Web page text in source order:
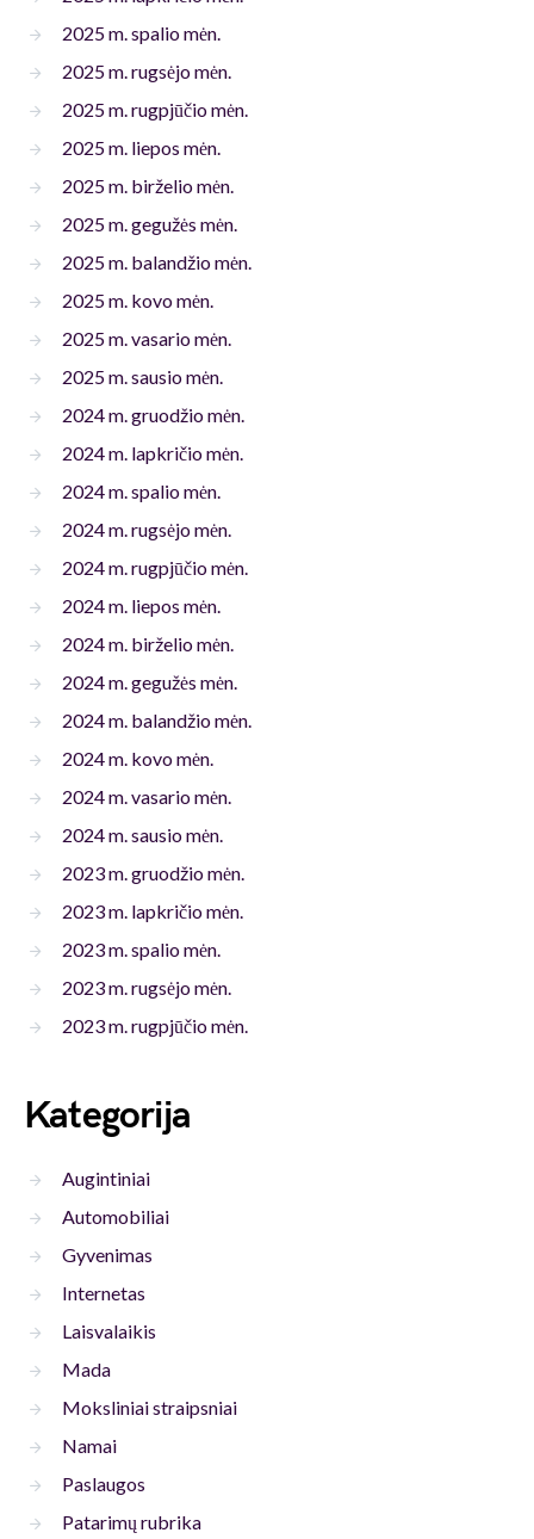
2025 m. spalio mėn.
2025 m. rugsėjo mėn.
2025 m. rugpjūčio mėn.
2025 m. liepos mėn.
2025 m. birželio mėn.
2025 m. gegužės mėn.
2025 m. balandžio mėn.
2025 m. kovo mėn.
2025 m. vasario mėn.
2025 m. sausio mėn.
2024 m. gruodžio mėn.
2024 m. lapkričio mėn.
2024 m. spalio mėn.
2024 m. rugsėjo mėn.
2024 m. rugpjūčio mėn.
2024 m. liepos mėn.
2024 m. birželio mėn.
2024 m. gegužės mėn.
2024 m. balandžio mėn.
2024 m. kovo mėn.
2024 m. vasario mėn.
2024 m. sausio mėn.
2023 m. gruodžio mėn.
2023 m. lapkričio mėn.
2023 m. spalio mėn.
2023 m. rugsėjo mėn.
2023 m. rugpjūčio mėn.
Kategorija
Augintiniai
Automobiliai
Gyvenimas
Internetas
Laisvalaikis
Mada
Moksliniai straipsniai
Namai
Paslaugos
Patarimų rubrika